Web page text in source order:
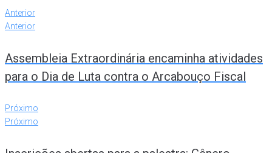
Anterior
Anterior
Assembleia Extraordinária encaminha atividades
para o Dia de Luta contra o Arcabouço Fiscal
Próximo
Próximo